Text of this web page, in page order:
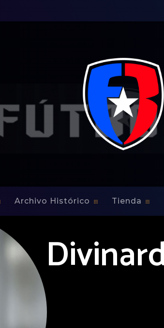
Archivo Histórico Tienda